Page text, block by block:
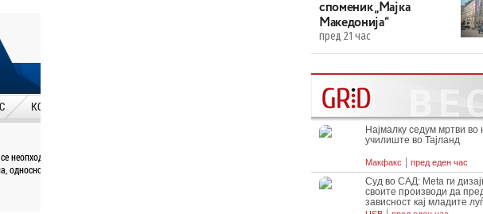
споменик „Мајка
Македонија“
пред 21 час